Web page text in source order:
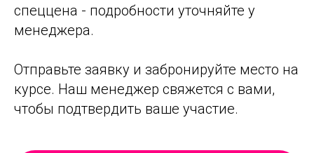
спеццена - подробности уточняйте у
менеджера.
Отправьте заявку и забронируйте место на
курсе. Наш менеджер свяжется с вами,
чтобы подтвердить ваше участие.